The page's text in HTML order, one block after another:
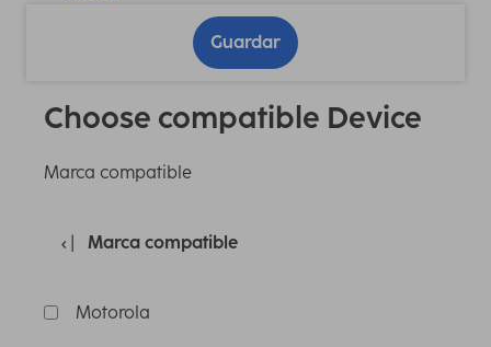
Guardar
Choose compatible Device
Marca compatible
Marca compatible
Motorola